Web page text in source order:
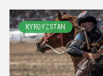
KYRGYZSTAN